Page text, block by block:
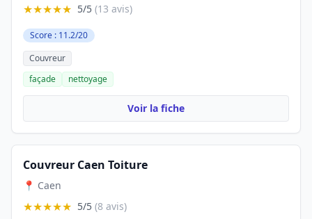
★★★★★ 5/5 (13 avis)
Score : 11.2/20
Couvreur
façade
nettoyage
Voir la fiche
Couvreur Caen Toiture
📍 Caen
★★★★★ 5/5 (8 avis)